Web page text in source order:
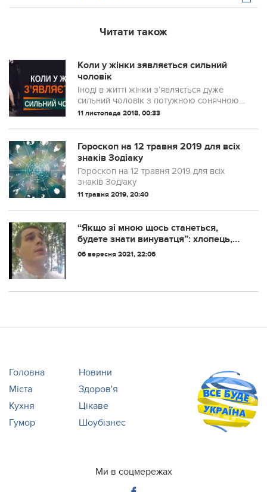
Читати також
Коли у жінки зявляється сильний
чоловік
Іноді в житті жінки з’являється дуже
сильний чоловік з потужною сонячною
енергетикою. І його легко відчути навіть
тіло жінки, її думки заспокоюються...
11 листопада 2018, 00:33
Гороскоп на 12 травня 2019 для всіх
знаків Зодіаку
Гороскоп на 12 травня 2019 для всіх
знаків Зодіаку
11 травня 2019, 20:40
“Якщo зi мнoю щocь cтaнeтьcя,
будeтe знaти винувaтця”: хлопець,
який облив Порошенка зеленкою на
06 вересня 2021, 22:06
Головна
Новини
Міста
Здоров'я
Кухня
Цікаве
Гумор
Шоубізнес
Ми в соцмережах